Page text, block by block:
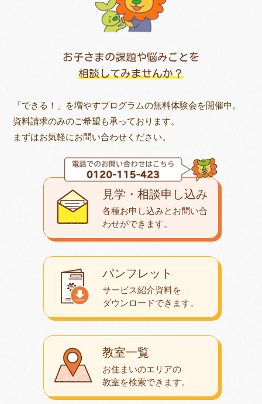
お子さまの課題や悩みごとを
相談してみませんか？
「できる！」を増やすプログラムの無料体験会を開催中。
資料請求のみのご希望も承っております。
まずはお気軽にお問い合わせください。
教室一覧
お住まいのエリアの
教室を検索できます。
パンフレット
サービス紹介資料を
ダウンロードできます。
見学・相談申し込み
各種お申し込みとお問い合
わせができます。